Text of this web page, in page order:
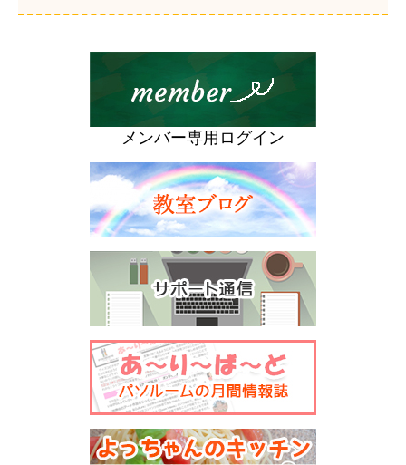
メンバー専用ログイン